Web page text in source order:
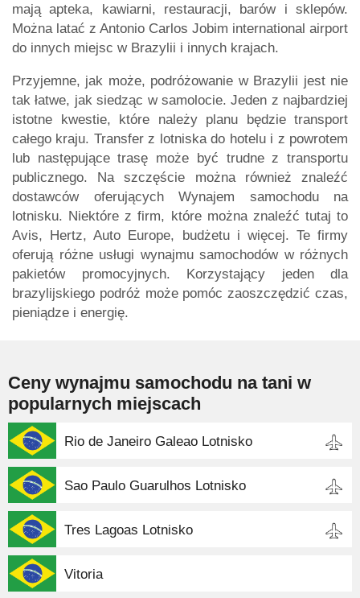
mają apteka, kawiarni, restauracji, barów i sklepów.
Można latać z Antonio Carlos Jobim international airport
do innych miejsc w Brazylii i innych krajach.
Przyjemne, jak może, podróżowanie w Brazylii jest nie
tak łatwe, jak siedząc w samolocie. Jeden z najbardziej
istotne kwestie, które należy planu będzie transport
całego kraju. Transfer z lotniska do hotelu i z powrotem
lub następujące trasę może być trudne z transportu
publicznego. Na szczęście można również znaleźć
dostawców oferujących Wynajem samochodu na
lotnisku. Niektóre z firm, które można znaleźć tutaj to
Avis, Hertz, Auto Europe, budżetu i więcej. Te firmy
oferują różne usługi wynajmu samochodów w różnych
pakietów promocyjnych. Korzystający jeden dla
brazylijskiego podróż może pomóc zaoszczędzić czas,
pieniądze i energię.
Ceny wynajmu samochodu na tani w
popularnych miejscach
Rio de Janeiro Galeao Lotnisko
Sao Paulo Guarulhos Lotnisko
Tres Lagoas Lotnisko
Vitoria